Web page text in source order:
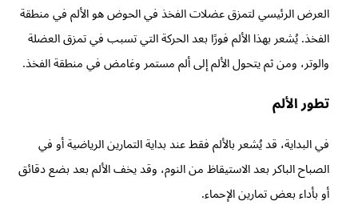
العرض الرئيسي لتمزق عضلات الفخذ في الحوض هو الألم في منطقة
الفخذ. يُشعر بهذا الألم فورًا بعد الحركة التي تسبب في تمزق العضلة
والوتر، ومن ثم يتحول الألم إلى ألم مستمر وغامض في منطقة الفخذ.
تطور الألم
في البداية، قد يُشعر بالألم فقط عند بداية التمارين الرياضية أو في
الصباح الباكر بعد الاستيقاظ من النوم، وقد يخف الألم بعد بضع دقائق
أو بأداء بعض تمارين الإحماء.